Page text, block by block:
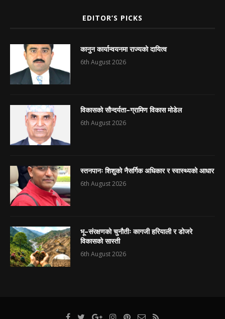
EDITOR’S PICKS
कानुन कार्यान्वयनमा राज्यको दायित्व
6th August 2026
विकासको सौन्दर्यता–ग्रामिण विकास मोडेल
6th August 2026
स्तनपानः शिशुको नैसर्गिक अधिकार र स्वास्थ्यको आधार
6th August 2026
भू–संरक्षणको चुनौतीः कागजी हरियाली र डोजरे
विकासको सास्ती
6th August 2026